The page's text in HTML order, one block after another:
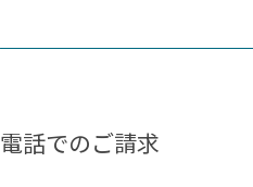
2.お客様に適した情報やイベ
電話でのご請求